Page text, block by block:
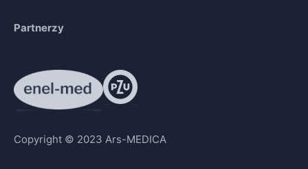
Partnerzy
Copyright © 2023 Ars-MEDICA